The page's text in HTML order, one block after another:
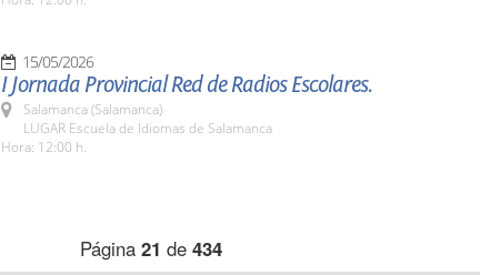
15/05/2026
I Jornada Provincial Red de Radios Escolares.
Salamanca (Salamanca)
LUGAR Escuela de Idiomas de Salamanca
Hora: 12:00 h.
Página 21 de 434